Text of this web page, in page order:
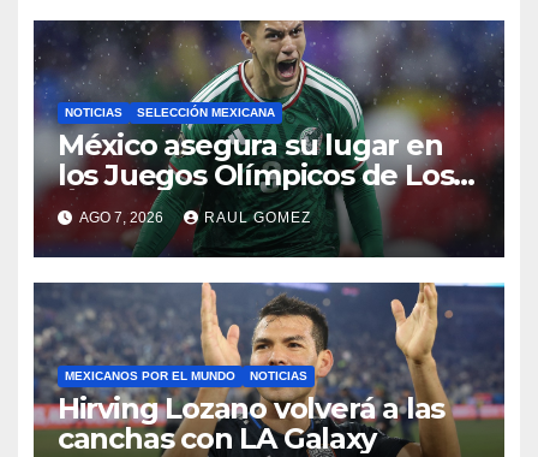
NOTICIAS SELECCIÓN MEXICANA
México asegura su lugar en
los Juegos Olímpicos de Los
Ángeles 2028
AGO 7, 2026 RAUL GOMEZ
MEXICANOS POR EL MUNDO NOTICIAS
Hirving Lozano volverá a las
canchas con LA Galaxy